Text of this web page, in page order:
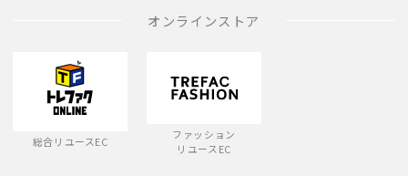
オンラインストア
総合リユースEC
ファッション
リユースEC